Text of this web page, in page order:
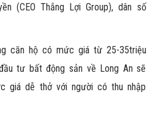
(CEO Thắng Lợi Group), dân số
căn hộ có mức giá từ 25-35triệu
tư bất động sản về Long An sẽ
giá dễ thở với người có thu nhập